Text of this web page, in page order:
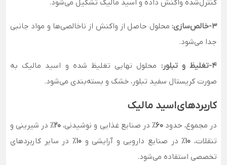
کنترل‌شده واکنش داده و اسید مالیک تشکیل می‌شود.
3-خالص‌سازی:
محلول حاصل از واکنش از ناخالصی‌ها و مواد جانبی
جدا می‌شود.
4-تغلیظ و تبلور:
محلول نهایی تغلیظ شده و اسید مالیک به
صورت کریستال سفید تبلور، خشک و بسته‌بندی می‌شود.
کاربردهای اسید مالیک
در مجموع، حدود۶۰٪ در صنایع غذایی و نوشیدنی، ۲۰٪ در شیرینی و
تنقلات،۱۰٪ در صنایع دارویی و آرایشی و ۱۰٪
در سایر کاربردهای
تخصصی استفاده می‌شود.